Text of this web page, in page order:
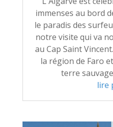
immenses au bord
le paradis des
notre visite qui va
au Cap Saint
la région de Faro
terre
lire